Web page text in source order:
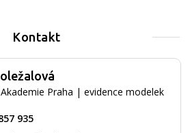
Kontakt
Praha | evidence modelek
935